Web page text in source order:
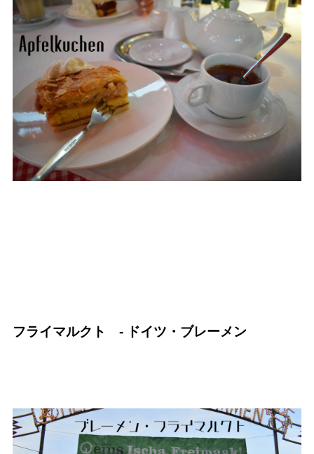
フライマルクト - ドイツ・ブレーメン